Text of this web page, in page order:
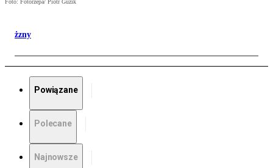
Foto: Fotorzepa/ Piotr Guzik
żzny
Powiązane
Polecane
Najnowsze